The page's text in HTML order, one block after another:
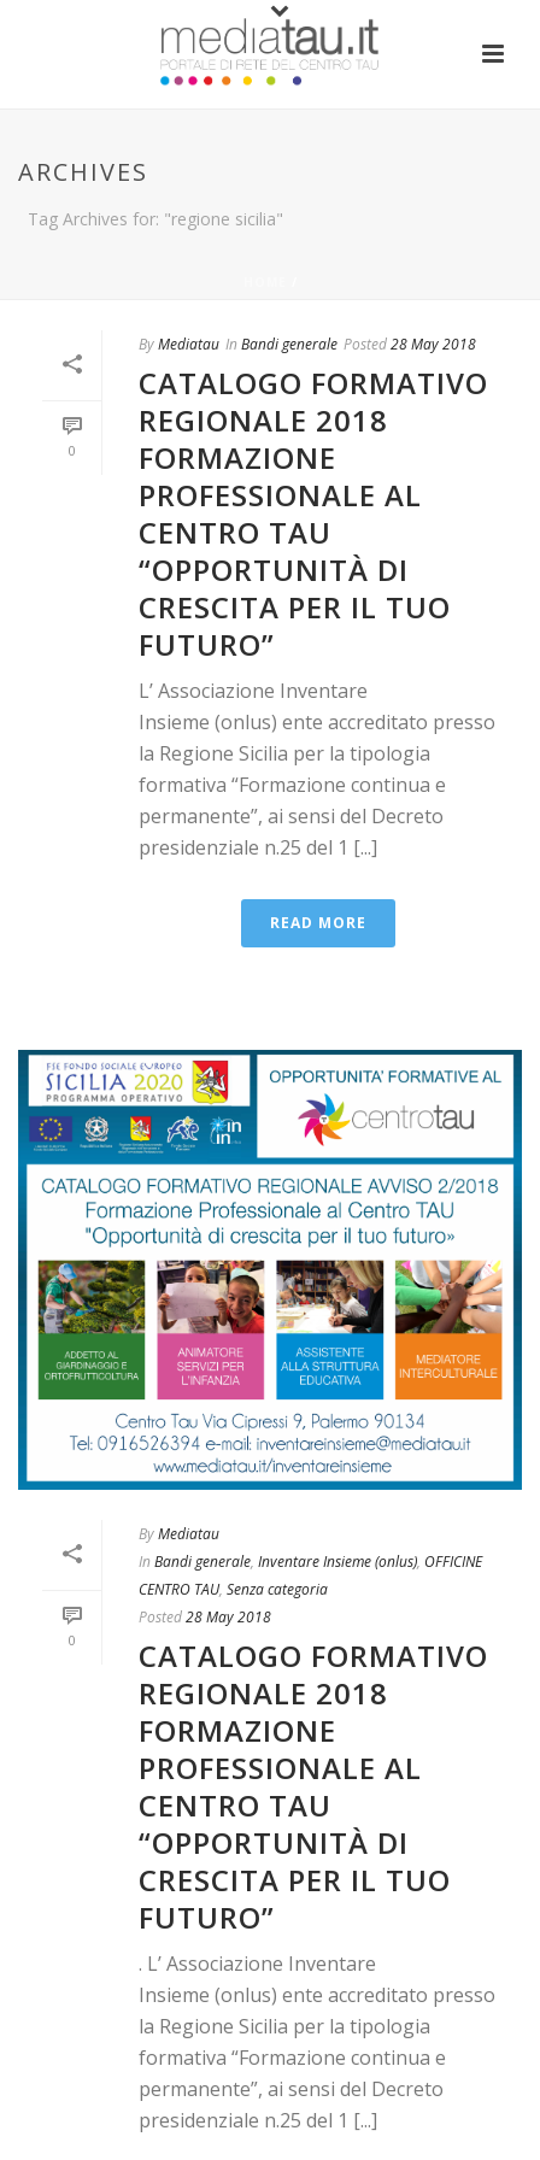
ARCHIVES
Tag Archives for: "regione sicilia"
0
ByMediatau In Bandi generale Posted28 May 2018
CATALOGO FORMATIVO
REGIONALE 2018
FORMAZIONE
PROFESSIONALE AL
CENTRO TAU
“OPPORTUNITÀ DI
CRESCITA PER IL TUO
FUTURO”
L’ Associazione Inventare
Insieme (onlus) ente accreditato presso
la Regione Sicilia per la tipologia
formativa “Formazione continua e
permanente”, ai sensi del Decreto
presidenziale n.25 del 1 [...]
READ MORE
0
ByMediatau
In Bandi generale, Inventare Insieme (onlus), OFFICINE
CENTRO TAU, Senza categoria
Posted28 May 2018
CATALOGO FORMATIVO
REGIONALE 2018
FORMAZIONE
PROFESSIONALE AL
CENTRO TAU
“OPPORTUNITÀ DI
CRESCITA PER IL TUO
FUTURO”
. L’ Associazione Inventare
Insieme (onlus) ente accreditato presso
la Regione Sicilia per la tipologia
formativa “Formazione continua e
permanente”, ai sensi del Decreto
presidenziale n.25 del 1 [...]